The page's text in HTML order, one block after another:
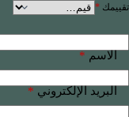
تقييمك *
الاسم*
البريد الإلكتروني*